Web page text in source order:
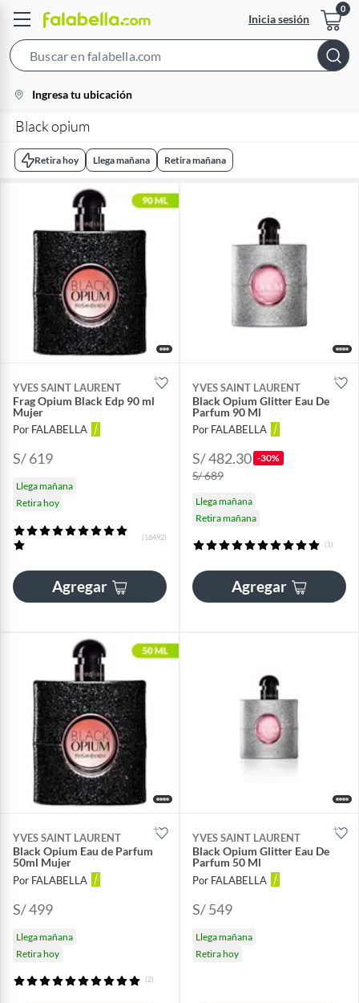
Inicia sesión
Bar
location-
icon
Ingresa tu ubicación
Black opium
Retira hoy Llega mañana Retira mañana
YVES SAINT LAURENT
Frag Opium Black Edp 90 ml
Mujer
Por FALABELLA
S/ 619
Llega mañana
Retira hoy
(16492)
Agregar
YVES SAINT LAURENT
Black Opium Glitter Eau De
Parfum 90 Ml
Por FALABELLA
S/ 482.30 -30%
S/ 689
Llega mañana
Retira mañana
(1)
Agregar
YVES SAINT LAURENT
Black Opium Eau de Parfum
50ml Mujer
Por FALABELLA
S/ 499
Llega mañana
Retira hoy
(2)
YVES SAINT LAURENT
Black Opium Glitter Eau De
Parfum 50 Ml
Por FALABELLA
S/ 549
Llega mañana
Retira hoy